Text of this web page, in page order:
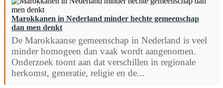
Marokkanen in Nederland minder hechte gemeenschap
dan men denkt
De Marokkaanse gemeenschap in Nederland is veel
minder homogeen dan vaak wordt aangenomen.
Onderzoek toont aan dat verschillen in regionale
herkomst, generatie, religie en de...